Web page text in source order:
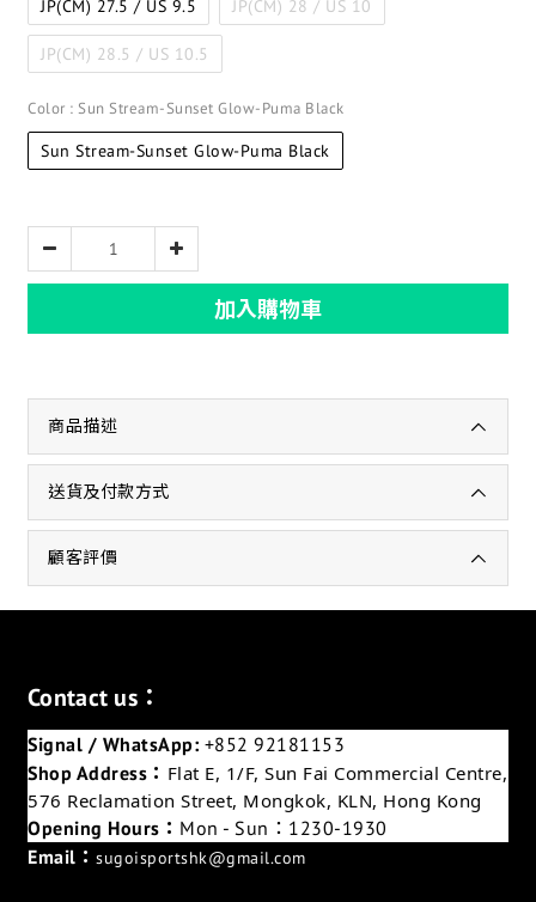
JP(CM) 27.5 / US 9.5 JP(CM) 28 / US 10
JP(CM) 28.5 / US 10.5
Color : Sun Stream-Sunset Glow-Puma Black
Sun Stream-Sunset Glow-Puma Black
加入購物車
商品描述
送貨及付款方式
顧客評價
Contact us：
Signal / WhatsApp: +852 92181153
Shop Address： Flat E, 1/F, Sun Fai Commercial Centre,
576 Reclamation Street, Mongkok, KLN, Hong Kong
Opening Hours： Mon - Sun：1230-1930
Email： sugoisportshk@gmail.com